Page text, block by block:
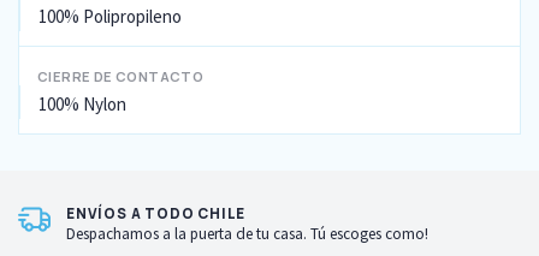
100% Polipropileno
CIERRE DE CONTACTO
100% Nylon
ENVÍOS A TODO CHILE
Despachamos a la puerta de tu casa. Tú escoges como!